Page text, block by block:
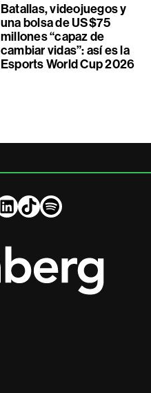
Batallas, videojuegos y
una bolsa de US$75
millones “capaz de
cambiar vidas”: así es la
Esports World Cup 2026